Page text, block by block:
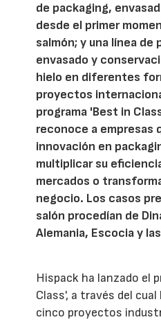
de packaging,
desde el primer
salmón; y una línea de
envasado y
hielo en diferentes
proyectos
programa 'Best in
reconoce a empresas
innovación en
multiplicar su
mercados o
negocio. Los casos
salón procedían de
Alemania, Escocia y
Hispack ha lanzado el
Class', a través del
cinco proyectos